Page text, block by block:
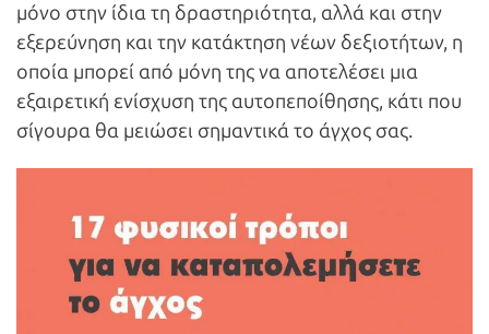
μόνο στην ίδια τη δραστηριότητα, αλλά και στην
εξερεύνηση και την κατάκτηση νέων δεξιοτήτων, η
οποία μπορεί από μόνη της να αποτελέσει μια
εξαιρετική ενίσχυση της αυτοπεποίθησης, κάτι που
σίγουρα θα μειώσει σημαντικά το άγχος σας.